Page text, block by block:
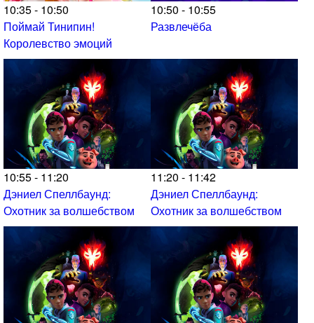
10:35 - 10:50
Поймай Тинипин!
Королевство эмоций
10:50 - 10:55
Развлечёба
10:55 - 11:20
Дэниел Спеллбаунд:
Охотник за волшебством
11:20 - 11:42
Дэниел Спеллбаунд:
Охотник за волшебством